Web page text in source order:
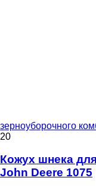
зерноуборочного
20
Кожух шнека
John Deere 1075